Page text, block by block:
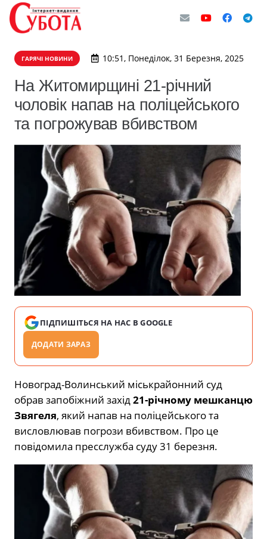
ГАРЯЧІ НОВИНИ 10:51, Понеділок, 31 Березня, 2025
На Житомирщині 21-річний
чоловік напав на поліцейського
та погрожував вбивством
ПІДПИШІТЬСЯ НА НАС В GOOGLE
ДОДАТИ ЗАРАЗ
Новоград-Волинський міськрайонний суд
обрав запобіжний захід21-річному мешканцю
Звягеля, який напав на поліцейського та
висловлював погрози вбивством. Про це
повідомила пресслужба суду 31 березня.